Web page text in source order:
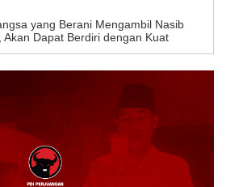
yang Berani Mengambil Nasib
Akan Dapat Berdiri dengan Kuat